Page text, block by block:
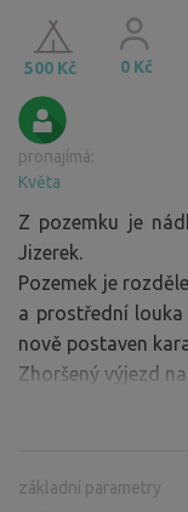
500 Kč 0 Kč
pronajímá:
Květa
Z pozemku je
Jizerek.
Pozemek je
a prostřední
nově postaven
Zhoršený výjezd
základní parametry